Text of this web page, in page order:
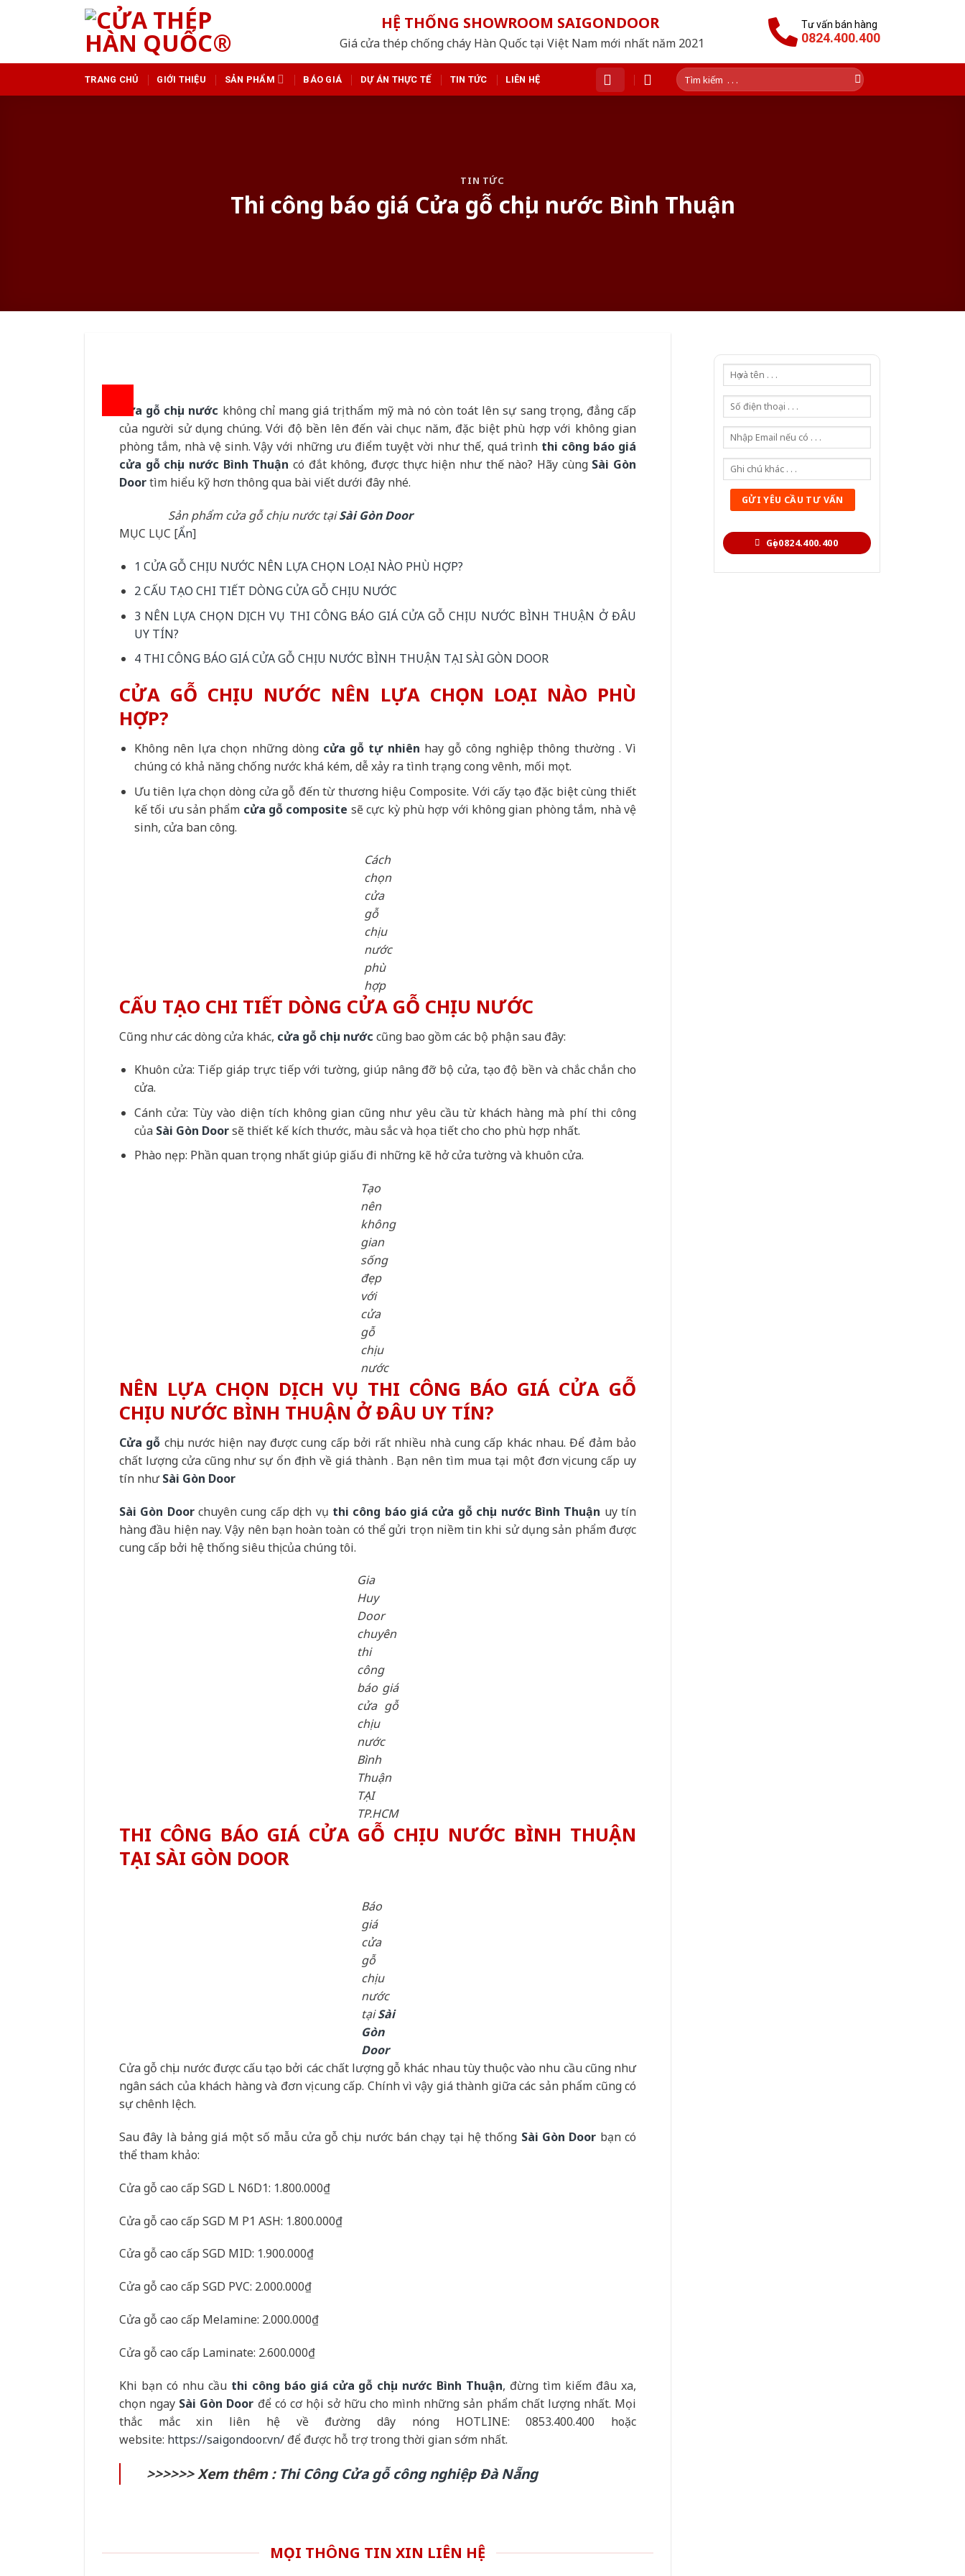
HỆ THỐNG SHOWROOM SAIGONDOOR
Giá cửa thép chống cháy Hàn Quốc tại Việt Nam mới nhất năm 2021
Tư vấn bán hàng
0824.400.400
TRANG CHỦ GIỚI THIỆU SẢN PHẨM BÁO GIÁ DỰ ÁN THỰC TẾ TIN TỨC LIÊN HỆ
Tìm
kiếm:
TIN TỨC
Thi công báo giá Cửa gỗ chịu nước Bình Thuận
Cửa gỗ chịu nước không chỉ mang giá trị thẩm mỹ mà nó còn toát lên sự sang trọng, đẳng cấp
của người sử dụng chúng. Với độ bền lên đến vài chục năm, đặc biệt phù hợp với không gian
phòng tắm, nhà vệ sinh. Vậy với những ưu điểm tuyệt vời như thế, quá trình thi công báo giá
cửa gỗ chịu nước Bình Thuận có đắt không, được thực hiện như thế nào? Hãy cùng Sài Gòn
Doortìm hiểu kỹ hơn thông qua bài viết dưới đây nhé.
Sản phẩm cửa gỗ chịu nước tạiSài Gòn Door
MỤC LỤC [Ẩn]
1 CỬA GỖ CHỊU NƯỚC NÊN LỰA CHỌN LOẠI NÀO PHÙ HỢP?
2CẤU TẠO CHI TIẾT DÒNG CỬA GỖ CHỊU NƯỚC
3 NÊN LỰA CHỌN DỊCH VỤ THI CÔNG BÁO GIÁ CỬA GỖ CHỊU NƯỚC BÌNH THUẬN Ở ĐÂU
UY TÍN?
4THI CÔNG BÁO GIÁ CỬA GỖ CHỊU NƯỚC BÌNH THUẬN TẠI SÀI GÒN DOOR
CỬA GỖ CHỊU NƯỚC NÊN LỰA CHỌN LOẠI NÀO PHÙ
HỢP?
Không nên lựa chọn những dòng cửa gỗ tự nhiên hay gỗ công nghiệp thông thường . Vì
chúng có khả năng chống nước khá kém, dễ xảy ra tình trạng cong vênh, mối mọt.
Ưu tiên lựa chọn dòng cửa gỗ đến từ thương hiệu Composite. Với cấy tạo đặc biệt cùng thiết
kế tối ưu sản phẩm cửa gỗ composite sẽ cực kỳ phù hợp với không gian phòng tắm, nhà vệ
sinh, cửa ban công.
Cách
chọn
cửa
gỗ
chịu
nước
phù
hợp
CẤU TẠO CHI TIẾT DÒNG CỬA GỖ CHỊU NƯỚC
Cũng như các dòng cửa khác, cửa gỗ chịu nước cũng bao gồm các bộ phận sau đây:
Khuôn cửa: Tiếp giáp trực tiếp với tường, giúp nâng đỡ bộ cửa, tạo độ bền và chắc chắn cho
cửa.
Cánh cửa: Tùy vào diện tích không gian cũng như yêu cầu từ khách hàng mà phí thi công
của Sài Gòn Doorsẽ thiết kế kích thước, màu sắc và họa tiết cho cho phù hợp nhất.
Phào nẹp: Phần quan trọng nhất giúp giấu đi những kẽ hở cửa tường và khuôn cửa.
Tạo
nên
không
gian
sống
đẹp
với
cửa
gỗ
chịu
nước
NÊN LỰA CHỌN DỊCH VỤ THI CÔNG BÁO GIÁ CỬA GỖ
CHỊU NƯỚC BÌNH THUẬN Ở ĐÂU UY TÍN?
Cửa gỗ chịu nước hiện nay được cung cấp bởi rất nhiều nhà cung cấp khác nhau. Để đảm bảo
chất lượng cửa cũng như sự ổn định về giá thành . Bạn nên tìm mua tại một đơn vị cung cấp uy
tín nhưSài Gòn Door
Sài Gòn Doorchuyên cung cấp dịch vụ thi công báo giá cửa gỗ chịu nước Bình Thuận uy tín
hàng đầu hiện nay. Vậy nên bạn hoàn toàn có thể gửi trọn niềm tin khi sử dụng sản phẩm được
cung cấp bởi hệ thống siêu thị của chúng tôi.
Gia
Huy
Door
chuyên
thi
công
báo giá
cửa gỗ
chịu
nước
Bình
Thuận
TẠI
TP.HCM
THI CÔNG BÁO GIÁ CỬA GỖ CHỊU NƯỚC BÌNH THUẬN
TẠI SÀI GÒN DOOR
Báo
giá
cửa
gỗ
chịu
nước
tạiSài
Gòn
Door
Cửa gỗ chịu nước được cấu tạo bởi các chất lượng gỗ khác nhau tùy thuộc vào nhu cầu cũng như
ngân sách của khách hàng và đơn vị cung cấp. Chính vì vậy giá thành giữa các sản phẩm cũng có
sự chênh lệch.
Sau đây là bảng giá một số mẫu cửa gỗ chịu nước bán chạy tại hệ thống Sài Gòn Door bạn có
thể tham khảo:
Cửa gỗ cao cấp SGD L N6D1: 1.800.000₫
Cửa gỗ cao cấp SGD M P1 ASH: 1.800.000₫
Cửa gỗ cao cấp SGD MID: 1.900.000₫
Cửa gỗ cao cấp SGD PVC: 2.000.000₫
Cửa gỗ cao cấp Melamine: 2.000.000₫
Cửa gỗ cao cấp Laminate: 2.600.000₫
Khi bạn có nhu cầu thi công báo giá cửa gỗ chịu nước Bình Thuận, đừng tìm kiếm đâu xa,
chọn ngay Sài Gòn Door để có cơ hội sở hữu cho mình những sản phẩm chất lượng nhất. Mọi
thắc mắc xin liên hệ về đường dây nóng HOTLINE: 0853.400.400 hoặc
website: https://saigondoor.vn/ để được hỗ trợ trong thời gian sớm nhất.
>>>>>> Xem thêm : Thi Công Cửa gỗ công nghiệp Đà Nẵng
MỌI THÔNG TIN XIN LIÊN HỆ
Gọi 0824.400.400